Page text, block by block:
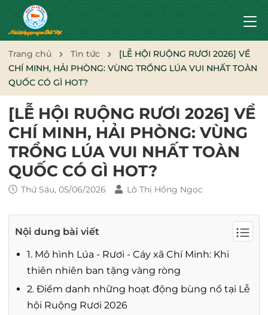
Trang chủ Tin tức
[LỄ HỘI RUỘNG RƯƠI 2026] VỀ
CHÍ MINH, HẢI PHÒNG: VÙNG TRỒNG LÚA VUI NHẤT TOÀN
QUỐC CÓ GÌ HOT?
[LỄ HỘI RUỘNG RƯƠI 2026] VỀ
CHÍ MINH, HẢI PHÒNG: VÙNG
TRỒNG LÚA VUI NHẤT TOÀN
QUỐC CÓ GÌ HOT?
Thứ Sáu, 05/06/2026 Lô Thị Hồng Ngọc
Nội dung bài viết
1. Mô hình Lúa - Rươi - Cáy xã Chí Minh: Khi
thiên nhiên ban tặng vàng ròng
2. Điểm danh những hoạt động bùng nổ tại Lễ
hội Ruộng Rươi 2026